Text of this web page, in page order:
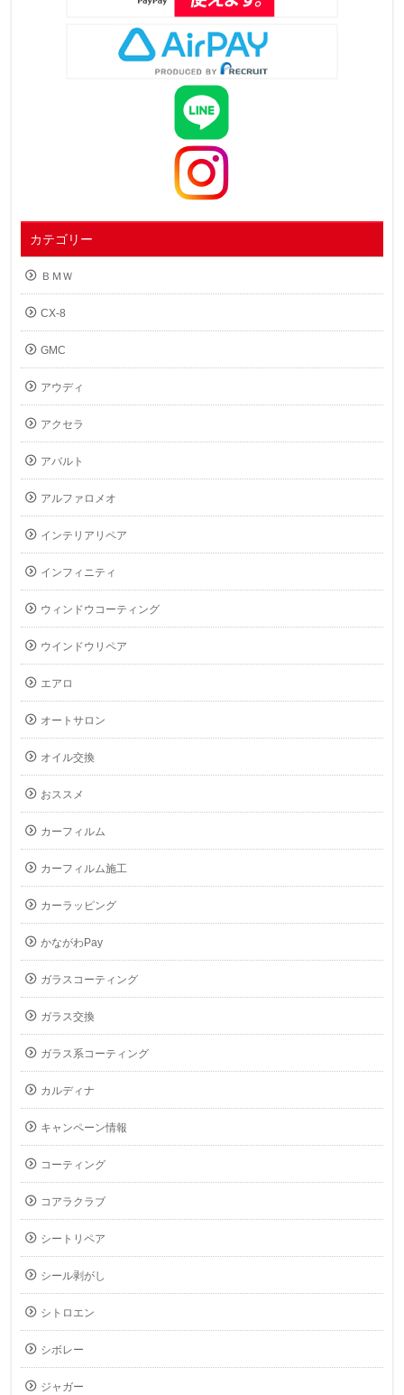
カテゴリー
ＢＭＷ
CX-8
GMC
アウディ
アクセラ
アバルト
アルファロメオ
インテリアリペア
インフィニティ
ウィンドウコーティング
ウインドウリペア
エアロ
オートサロン
オイル交換
おススメ
カーフィルム
カーフィルム施工
カーラッピング
かながわPay
ガラスコーティング
ガラス交換
ガラス系コーティング
カルディナ
キャンペーン情報
コーティング
コアラクラブ
シートリペア
シール剥がし
シトロエン
シボレー
ジャガー